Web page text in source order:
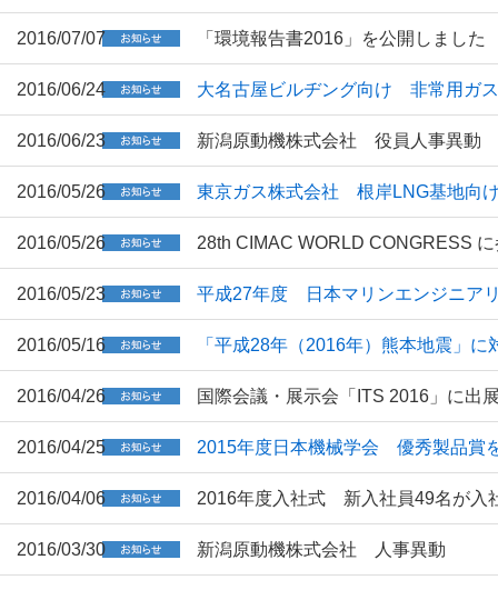
2016/07/07 「環境報告書2016」を公開しました
2016/06/24 大名古屋ビルヂング向け 非常用ガ
2016/06/23 新潟原動機株式会社 役員人事異動
2016/05/26 東京ガス株式会社 根岸LNG基地向
2016/05/26 28th CIMAC WORLD CONGRESS
2016/05/23 平成27年度 日本マリンエンジニア
2016/05/16 「平成28年（2016年）熊本地震」に
2016/04/26 国際会議・展示会「ITS 2016」に出
2016/04/25 2015年度日本機械学会 優秀製品賞
2016/04/06 2016年度入社式 新入社員49名が入
2016/03/30 新潟原動機株式会社 人事異動